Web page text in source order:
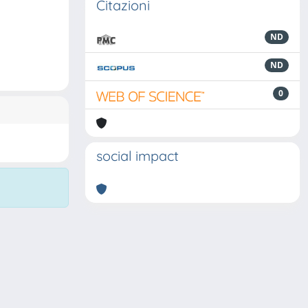
Citazioni
ND
ND
0
social impact